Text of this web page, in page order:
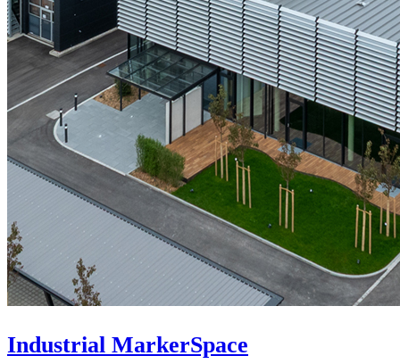
Industrial MarkerSpace